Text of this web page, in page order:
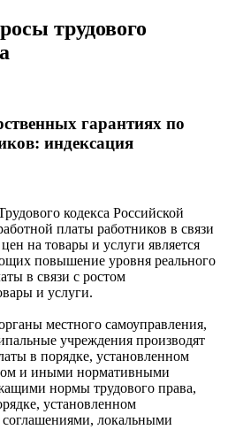
трудового
гарантиях по
индексация
кодекса Российской
платы работников в связи
на товары и услуги является
повышение уровня реального
в связи с ростом
и услуги.
местного самоуправления,
учреждения производят
в порядке, установленном
и иными нормативными
нормы трудового права,
установленном
локальными